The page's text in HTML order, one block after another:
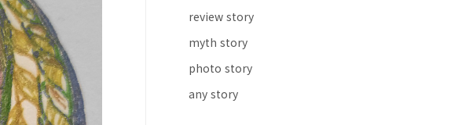
review story
myth story
photo story
any story